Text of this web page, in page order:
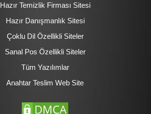
Hazır Temizlik Firması Sitesi
Hazır Danışmanlık Sitesi
Çoklu Dil Özellikli Siteler
Sanal Pos Özellikli Siteler
Tüm Yazılımlar
Anahtar Teslim Web Site